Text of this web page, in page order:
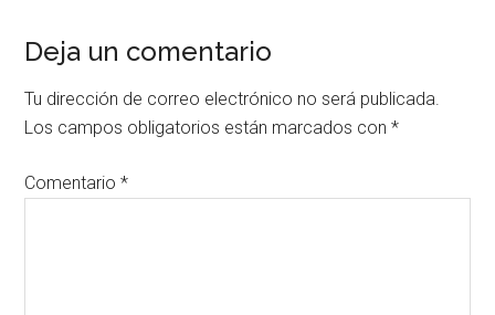
Deja un comentario
Tu dirección de correo electrónico no será publicada.
Los campos obligatorios están marcados con*
Comentario*